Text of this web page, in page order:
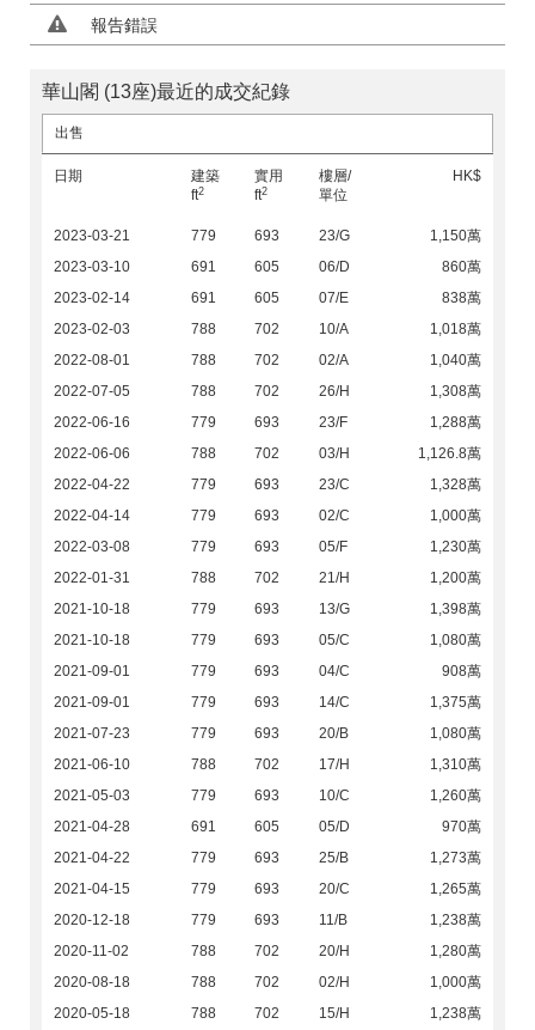
報告錯誤
華山閣 (13座)最近的成交紀錄
出售
日期
建築
ft2
實用
ft2
樓層/
單位
HK$
2023-03-21 779 693 23/G
1,150萬
2023-03-10
691 605 06/D
860萬
2023-02-14
691 605 07/E
838萬
2023-02-03
788 702 10/A
1,018萬
2022-08-01
788 702 02/A
1,040萬
2022-07-05
788 702 26/H
1,308萬
2022-06-16
779 693 23/F
1,288萬
2022-06-06
788 702 03/H
1,126.8萬
2022-04-22
779 693 23/C
1,328萬
2022-04-14
779 693 02/C
1,000萬
2022-03-08
779 693 05/F
1,230萬
2022-01-31
788 702 21/H
1,200萬
2021-10-18
779 693 13/G
1,398萬
2021-10-18
779 693 05/C
1,080萬
2021-09-01
779 693 04/C
908萬
2021-09-01
779 693 14/C
1,375萬
2021-07-23
779 693 20/B
1,080萬
2021-06-10
788 702 17/H
1,310萬
2021-05-03
779 693 10/C
1,260萬
2021-04-28
691 605 05/D
970萬
2021-04-22
779 693 25/B
1,273萬
2021-04-15
779 693 20/C
1,265萬
2020-12-18
779 693 11/B
1,238萬
2020-11-02
788 702 20/H
1,280萬
2020-08-18
788 702 02/H
1,000萬
2020-05-18
788 702 15/H 1,238萬